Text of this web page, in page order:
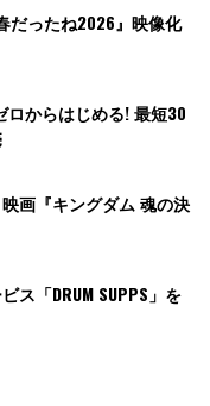
だったね2026』映像化
ロからはじめる! 最短30
画『キングダム 魂の決
ス「DRUM SUPPS」を